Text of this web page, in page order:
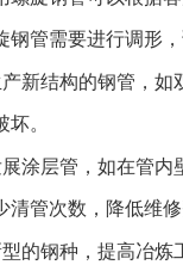
钢管需要进行调形
新结构的钢管，如
。
涂层管，如在管内
清管次数，降低维修
的钢种，提高冶炼